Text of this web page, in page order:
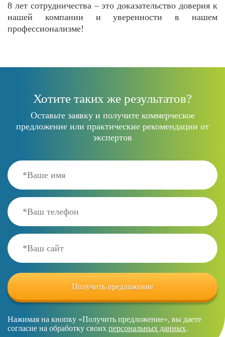
8 лет сотрудничества – это доказательство доверия к
нашей компании и уверенности в нашем
профессионализме!
Хотите таких же результатов?
Оставьте заявку и получите коммерческое
предложение или практические рекомендации от
экспертов
Нажимая на кнопку «Получить предложение», вы даете
согласие на обработку своих персональных данных.